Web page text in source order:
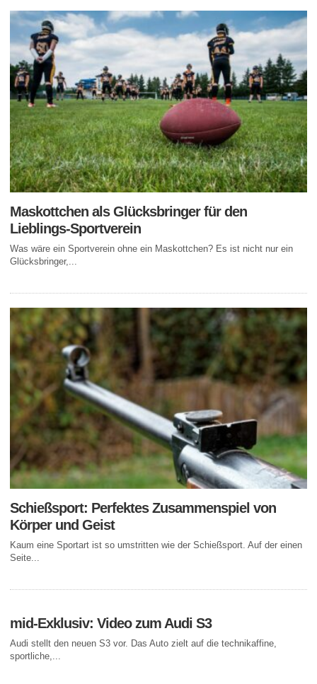
Maskottchen als Glücksbringer für den
Lieblings-Sportverein
Was wäre ein Sportverein ohne ein Maskottchen? Es ist nicht nur ein
Glücksbringer,...
Schießsport: Perfektes Zusammenspiel von
Körper und Geist
Kaum eine Sportart ist so umstritten wie der Schießsport. Auf der einen
Seite...
mid-Exklusiv: Video zum Audi S3
Audi stellt den neuen S3 vor. Das Auto zielt auf die technikaffine,
sportliche,...